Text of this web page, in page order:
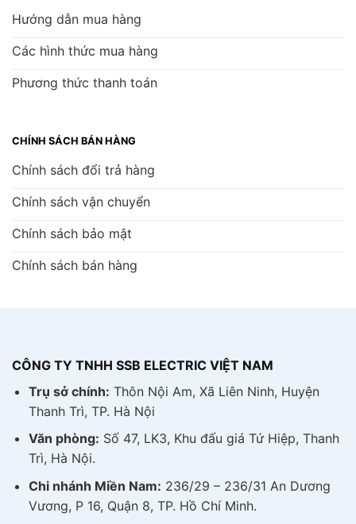
Hướng dẫn mua hàng
Các hình thức mua hàng
Phương thức thanh toán
CHÍNH SÁCH BÁN HÀNG
Chính sách đổi trả hàng
Chính sách vận chuyển
Chính sách bảo mật
Chính sách bán hàng
CÔNG TY TNHH SSB ELECTRIC VIỆT NAM
Trụ sở chính: Thôn Nội Am, Xã Liên Ninh, Huyện
Thanh Trì, TP. Hà Nội
Văn phòng: Số 47, LK3, Khu đấu giá Tứ Hiệp, Thanh
Trì, Hà Nội.
Chi nhánh Miền Nam: 236/29 – 236/31 An Dương
Vương, P 16, Quận 8, TP. Hồ Chí Minh.